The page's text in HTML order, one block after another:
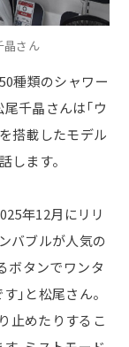
晶さん
50種類のシャワー
千晶さんは「ウ
搭載したモデル
します。
年12月にリリ
バブルが人気の
ボタンでワンタ
」と松尾さん。
止めたりするこ